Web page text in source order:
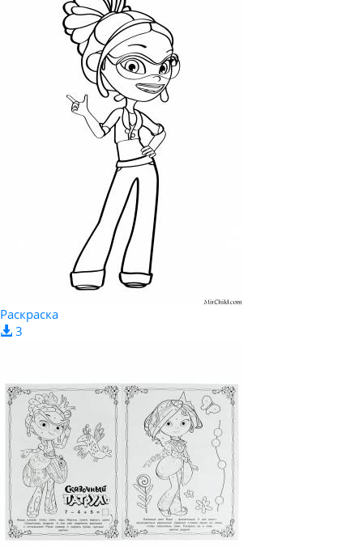
Раскраска
3